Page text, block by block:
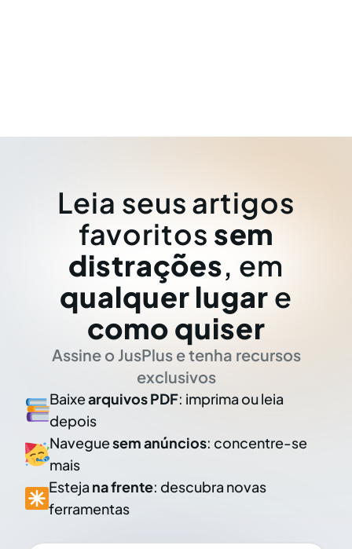
Leia seus artigos
favoritos sem
distrações, em
qualquer lugar e
como quiser
Assine o JusPlus e tenha recursos
exclusivos
Baixearquivos PDF: imprima ou leia
depois
Naveguesem anúncios: concentre-se
mais
Esteja na frente: descubra novas
ferramentas